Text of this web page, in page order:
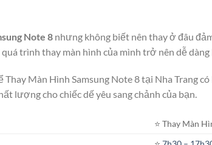
Note 8 nhưng không biết nên thay ở đâu
trình thay màn hình của mình trở nên dễ
Màn Hình Samsung Note 8 tại Nha Trang
lượng cho chiếc dế yêu sang chảnh của bạn.
⭐️ Thay Màn